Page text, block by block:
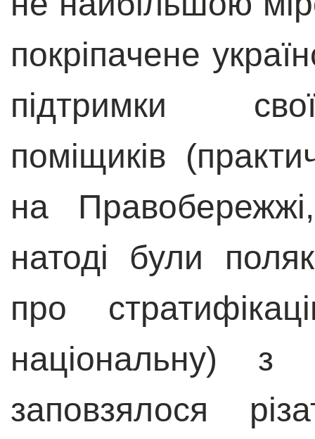
покріпачене
підтримки
поміщиків
на
натоді були
про
національну) з
заповзялося